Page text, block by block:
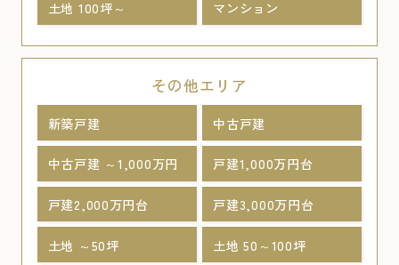
土地 100坪～ マンション
その他エリア
新築戸建 中古戸建
中古戸建 ～1,000万円 戸建1,000万円台
戸建2,000万円台 戸建3,000万円台
土地 ～50坪 土地 50～100坪